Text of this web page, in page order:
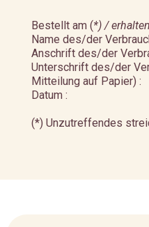
Bestellt am (*) /
Name des/der
Anschrift des/der
Unterschrift des/der
Mitteilung auf Papier) :
Datum :
(*) Unzutreffendes